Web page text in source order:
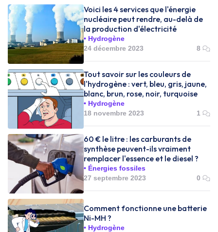
Voici les 4 services que l'énergie
nucléaire peut rendre, au-delà de
la production d'électricité
Hydrogène
24 décembre 2023
8
Tout savoir sur les couleurs de
l'hydrogène : vert, bleu, gris, jaune,
blanc, brun, rose, noir, turquoise
Hydrogène
18 novembre 2023
1
60 € le litre : les carburants de
synthèse peuvent-ils vraiment
remplacer l'essence et le diesel ?
Énergies fossiles
27 septembre 2023
0
Comment fonctionne une batterie
Ni-MH ?
Hydrogène